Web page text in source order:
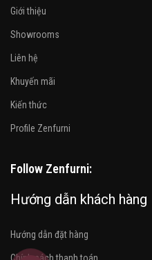
Giới thiệu
Showrooms
Liên hệ
Khuyến mãi
Kiến thức
Profile Zenfurni
Follow Zenfurni:
Hướng dẫn khách hàng
Hướng dẫn đặt hàng